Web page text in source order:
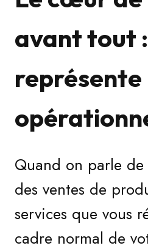
avant tout
représente
Quand on parle de
des ventes de
services que vous
cadre normal de